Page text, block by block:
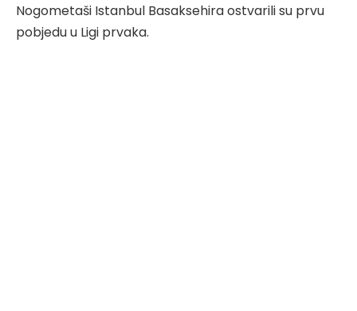
Nogometaši Istanbul Basaksehira ostvarili su prvu
pobjedu u Ligi prvaka.